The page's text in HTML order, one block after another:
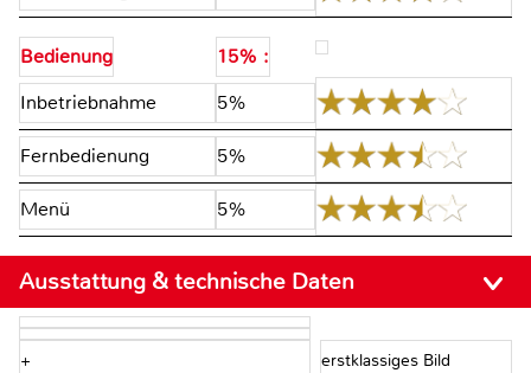
Bedienung
15% :
Inbetriebnahme
5%
Fernbedienung 5%
Menü 5%
Ausstattung & technische Daten
+ erstklassiges Bild